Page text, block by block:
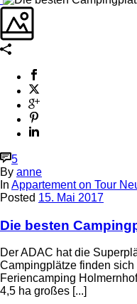
5
By anne
In Appartement on Tour
Posted 15. Mai 2017
Die besten
Der ADAC hat die
Campingplätze finden
Feriencamping
4,5 ha großes [...]